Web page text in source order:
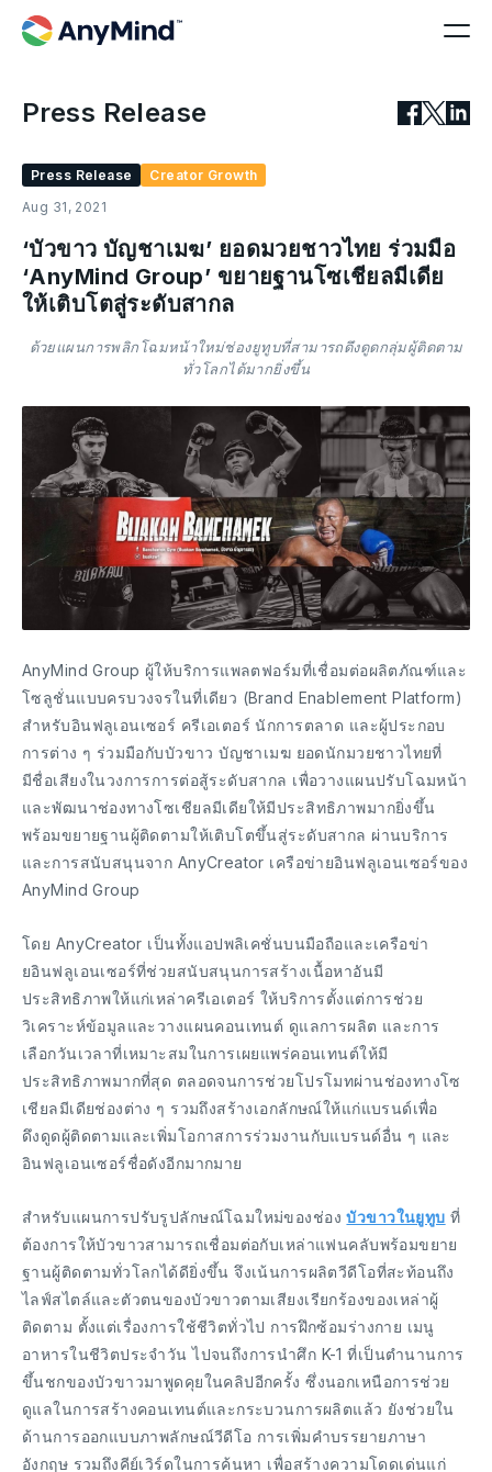
Press Release
Press Release
Creator Growth
Aug 31, 2021
‘บัวขาว บัญชาเมฆ’ ยอดมวยชาวไทย ร่วมมือ
‘AnyMind Group’ ขยายฐานโซเชียลมีเดีย
ให้เติบโตสู่ระดับสากล
ด้วยแผนการพลิกโฉมหน้าใหม่ช่องยูทูบที่สามารถดึงดูดกลุ่มผู้ติดตาม
ทั่วโลกได้มากยิ่งขึ้น
AnyMind Group ผู้ให้บริการแพลตฟอร์มที่เชื่อมต่อผลิตภัณฑ์และ
โซลูชั่นแบบครบวงจรในที่เดียว (Brand Enablement Platform)
สำหรับอินฟลูเอนเซอร์ ครีเอเตอร์ นักการตลาด และผู้ประกอบ
การต่าง ๆ ร่วมมือกับบัวขาว บัญชาเมฆ ยอดนักมวยชาวไทยที่
มีชื่อเสียงในวงการการต่อสู้ระดับสากล เพื่อวางแผนปรับโฉมหน้า
และพัฒนาช่องทางโซเชียลมีเดียให้มีประสิทธิภาพมากยิ่งขึ้น
พร้อมขยายฐานผู้ติดตามให้เติบโตขึ้นสู่ระดับสากล ผ่านบริการ
และการสนับสนุนจาก AnyCreator เครือข่ายอินฟลูเอนเซอร์ของ
AnyMind Group
โดย AnyCreator เป็นทั้งแอปพลิเคชั่นบนมือถือและเครือข่า
ยอินฟลูเอนเซอร์ที่ช่วยสนับสนุนการสร้างเนื้อหาอันมี
ประสิทธิภาพให้แก่เหล่าครีเอเตอร์ ให้บริการตั้งแต่การช่วย
วิเคราะห์ข้อมูลและวางแผนคอนเทนต์ ดูแลการผลิต และการ
เลือกวันเวลาที่เหมาะสมในการเผยแพร่คอนเทนต์ให้มี
ประสิทธิภาพมากที่สุด ตลอดจนการช่วยโปรโมทผ่านช่องทางโซ
เชียลมีเดียช่องต่าง ๆ รวมถึงสร้างเอกลักษณ์ให้แก่แบรนด์เพื่อ
ดึงดูดผู้ติดตามและเพิ่มโอกาสการร่วมงานกับแบรนด์อื่น ๆ และ
อินฟลูเอนเซอร์ชื่อดังอีกมากมาย
สำหรับแผนการปรับรูปลักษณ์โฉมใหม่ของช่องบัวขาวในยูทูบ ที่
ต้องการให้บัวขาวสามารถเชื่อมต่อกับเหล่าแฟนคลับพร้อมขยาย
ฐานผู้ติดตามทั่วโลกได้ดียิ่งขึ้น จึงเน้นการผลิตวีดีโอที่สะท้อนถึง
ไลฟ์สไตล์และตัวตนของบัวขาวตามเสียงเรียกร้องของเหล่าผู้
ติดตาม ตั้งแต่เรื่องการใช้ชีวิตทั่วไป การฝึกซ้อมร่างกาย เมนู
อาหารในชีวิตประจำวัน ไปจนถึงการนำศึก K-1 ที่เป็นตำนานการ
ขึ้นชกของบัวขาวมาพูดคุยในคลิปอีกครั้ง ซึ่งนอกเหนือการช่วย
ดูแลในการสร้างคอนเทนต์และกระบวนการผลิตแล้ว ยังช่วยใน
ด้านการออกแบบภาพลักษณ์วีดีโอ การเพิ่มคำบรรยายภาษา
อังกฤษ รวมถึงคีย์เวิร์ดในการค้นหา เพื่อสร้างความโดดเด่นแก่